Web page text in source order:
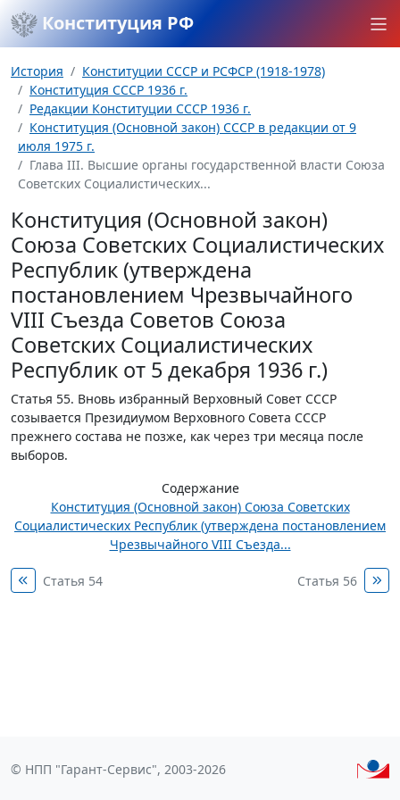
Конституция РФ
История
Конституции СССР и РСФСР (1918-1978)
Конституция СССР 1936 г.
Редакции Конституции СССР 1936 г.
Конституция (Основной закон) СССР в редакции от 9
июля 1975 г.
Глава III. Высшие органы государственной власти Союза
Советских Социалистических...
Конституция (Основной закон)
Союза Советских Социалистических
Республик (утверждена
постановлением Чрезвычайного
VIII Съезда Советов Союза
Советских Социалистических
Республик от 5 декабря 1936 г.)
Статья 55. Вновь избранный Верховный Совет СССР
созывается Президиумом Верховного Совета СССР
прежнего состава не позже, как через три месяца после
выборов.
Содержание
Конституция (Основной закон) Союза Советских
Социалистических Республик (утверждена постановлением
Чрезвычайного VIII Съезда...
Статья 54 Статья 56
© НПП "Гарант-Сервис", 2003-2026